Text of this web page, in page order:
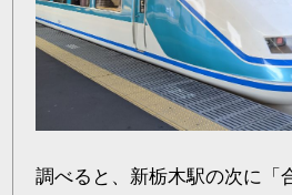
調べると、新栃木駅の次に「